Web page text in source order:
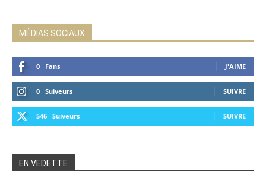
MÉDIAS SOCIAUX
0 Fans J'AIME
0 Suiveurs SUIVRE
546 Suiveurs SUIVRE
EN VEDETTE